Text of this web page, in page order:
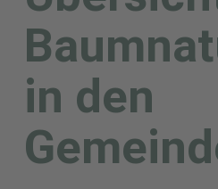
in den